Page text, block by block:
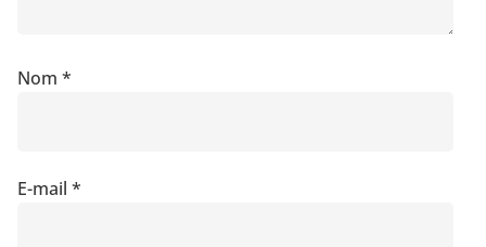
Nom *
E-mail *